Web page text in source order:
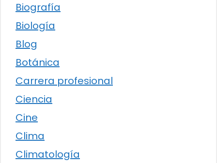
Biografía
Biología
Blog
Botánica
Carrera profesional
Ciencia
Cine
Clima
Climatología